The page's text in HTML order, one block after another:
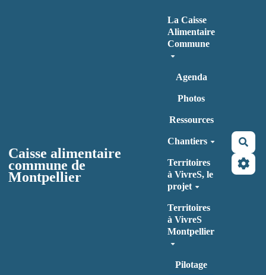
Caisse alimentaire
commune de
Montpellier
La Caisse
Alimentaire
Commune
Agenda
Photos
Ressources
Chantiers
Territoires
à VivreS, le
projet
Territoires
à VivreS
Montpellier
Pilotage